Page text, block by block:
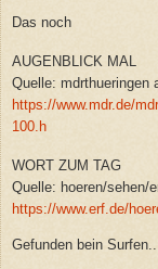
Das noch
AUGENBLICK MAL
Quelle: mdrthueringen
https://www.mdr.de/
100.h
WORT ZUM TAG
Quelle: hoeren/sehen/
https://www.erf.de/
Gefunden bein Surfen..